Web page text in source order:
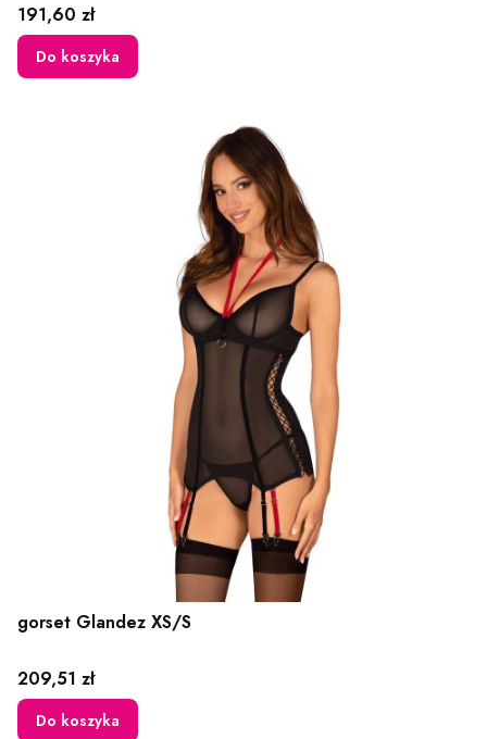
Cena
191,60 zł
Do koszyka
gorset Glandez XS/S
Cena
209,51 zł
Do koszyka